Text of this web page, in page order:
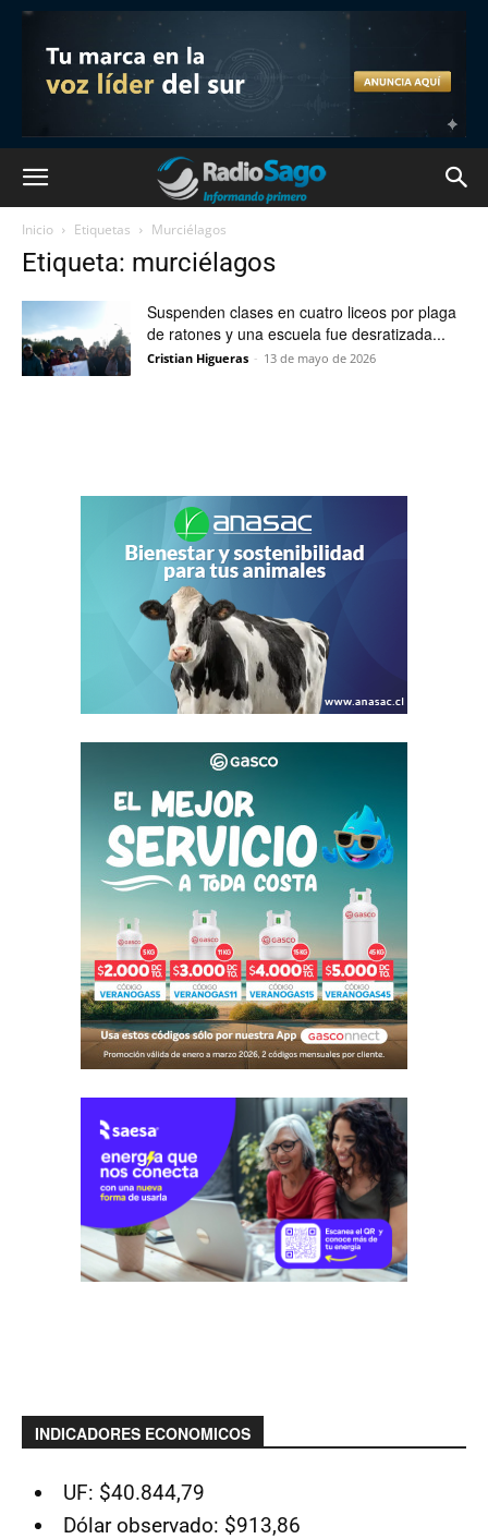
Inicio Etiquetas Murciélagos
Etiqueta: murciélagos
Suspenden clases en cuatro liceos por plaga
de ratones y una escuela fue desratizada...
Cristian Higueras - 13 de mayo de 2026
INDICADORES ECONOMICOS
UF: $40.844,79
Dólar observado: $913,86